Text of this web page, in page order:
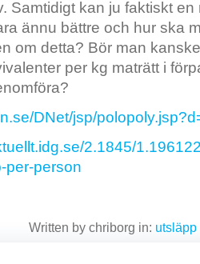
Samtidigt kan ju faktiskt
ännu bättre och hur ska
om detta? Bör man
per kg maträtt i
DNet/jsp/
2.1845/
per-person
Written by chriborg in: utsläpp